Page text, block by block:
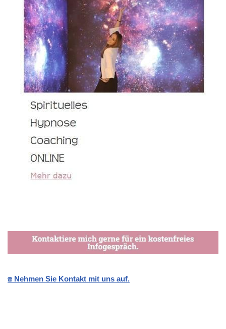
☎️ Nehmen Sie Kontakt mit uns auf.